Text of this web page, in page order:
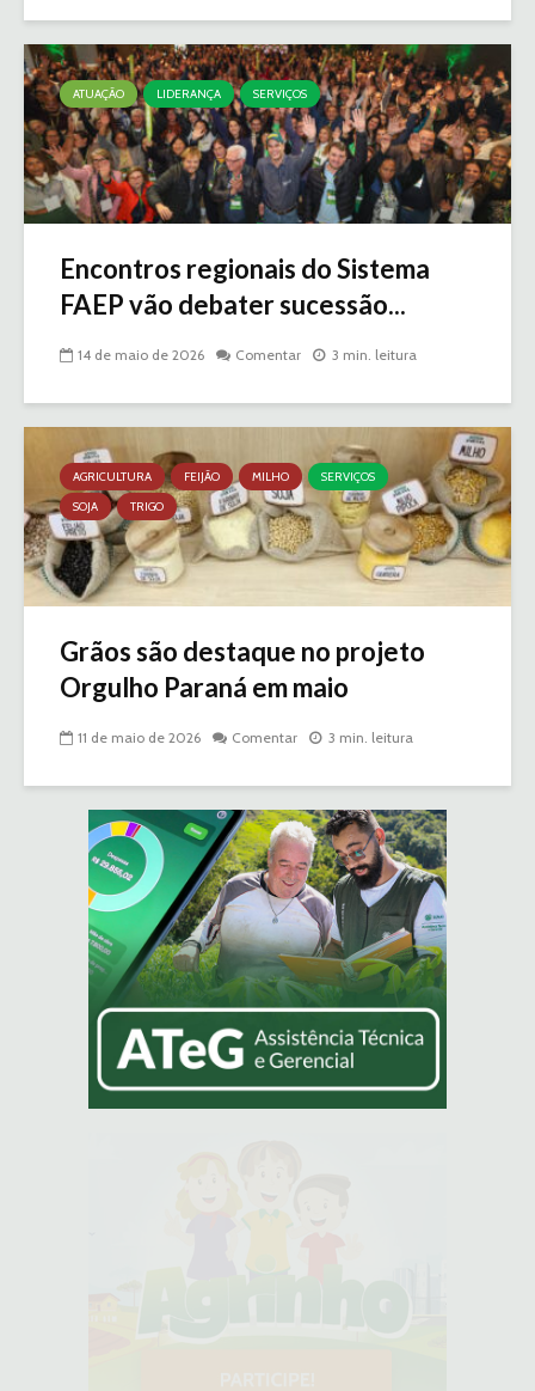
ATUAÇÃO LIDERANÇA SERVIÇOS
Encontros regionais do Sistema
FAEP vão debater sucessão...
14 de maio de 2026 Comentar 3 min. leitura
AGRICULTURA FEIJÃO MILHO
SERVIÇOS
SOJA
TRIGO
Grãos são destaque no projeto
Orgulho Paraná em maio
11 de maio de 2026 Comentar 3 min. leitura